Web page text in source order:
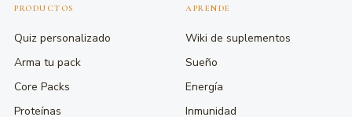
PRODUCTOS
Quiz personalizado
Arma tu pack
Core Packs
Proteínas
APRENDE
Wiki de suplementos
Sueño
Energía
Inmunidad